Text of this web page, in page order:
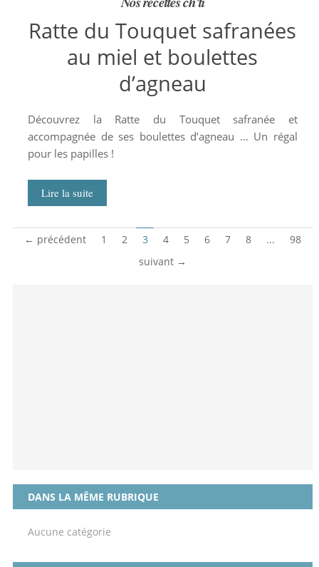
Ratte du Touquet safranées
au miel et boulettes
d’agneau
Découvrez la Ratte du Touquet safranée et
accompagnée de ses boulettes d’agneau … Un régal
pour les papilles !
Lire la suite
← précédent 1 2 3 4 5 6 7 8 ...
98
suivant →
DANS LA MÊME RUBRIQUE
Aucune catégorie